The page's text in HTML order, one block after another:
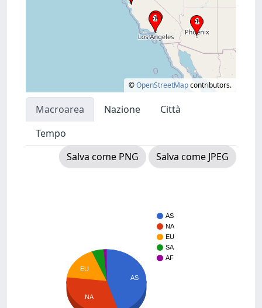
©OpenStreetMapcontributors.
Macroarea Nazione
Città
Tempo
Salva come PNG
Salva come JPEG
AS
NA
EU
SA
AF
AS
EU
NA